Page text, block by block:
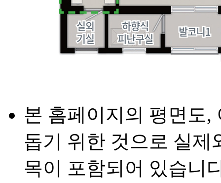
본 홈페이지의 평면도,
돕기 위한 것으로 실제
목이 포함되어 있습니